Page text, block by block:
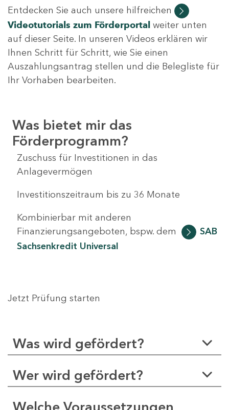
Entdecken Sie auch unsere hilfreichen
Videotutorials zum Förderportal weiter unten
auf dieser Seite. In unseren Videos erklären wir
Ihnen Schritt für Schritt, wie Sie einen
Auszahlungsantrag stellen und die Belegliste für
Ihr Vorhaben bearbeiten.
Was bietet mir das
Förderprogramm?
Zuschuss für Investitionen in das
Anlagevermögen
Investitionszeitraum bis zu 36 Monate
Kombinierbar mit anderen
Finanzierungsangeboten, bspw. dem
SAB
Sachsenkredit Universal
Jetzt Prüfung starten
Was wird gefördert?
Wer wird gefördert?
Welche Voraussetzungen